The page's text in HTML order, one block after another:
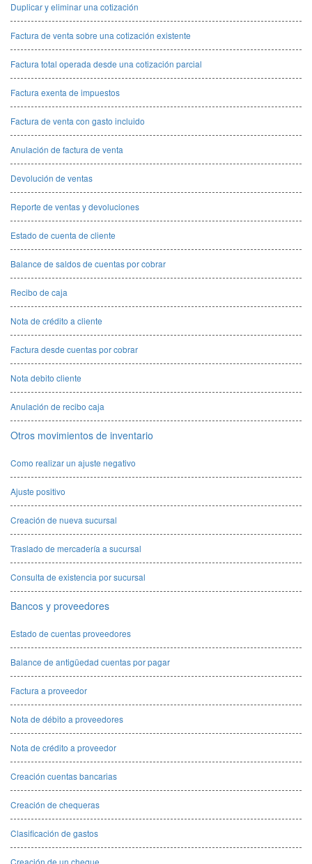
Duplicar y eliminar una cotización
Factura de venta sobre una cotización existente
Factura total operada desde una cotización parcial
Factura exenta de impuestos
Factura de venta con gasto incluido
Anulación de factura de venta
Devolución de ventas
Reporte de ventas y devoluciones
Estado de cuenta de cliente
Balance de saldos de cuentas por cobrar
Recibo de caja
Nota de crédito a cliente
Factura desde cuentas por cobrar
Nota debito cliente
Anulación de recibo caja
Otros movimientos de inventario
Como realizar un ajuste negativo
Ajuste positivo
Creación de nueva sucursal
Traslado de mercadería a sucursal
Consulta de existencia por sucursal
Bancos y proveedores
Estado de cuentas proveedores
Balance de antigüedad cuentas por pagar
Factura a proveedor
Nota de débito a proveedores
Nota de crédito a proveedor
Creación cuentas bancarias
Creación de chequeras
Clasificación de gastos
Creación de un cheque